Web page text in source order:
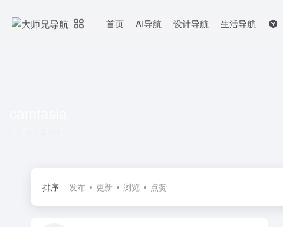
首页 AI导航 设计导航 生活导航
排序 发布 更新 浏览 点赞